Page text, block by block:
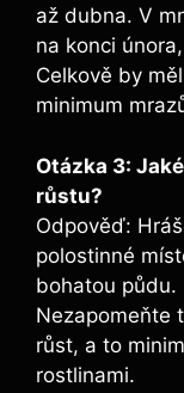
až dubna. V
na konci
Celkově by
minimum
Otázka 3:
růstu?
Odpověď:
polostinné
bohatou půdu.
Nezapomeňte
růst, a to
rostlinami.